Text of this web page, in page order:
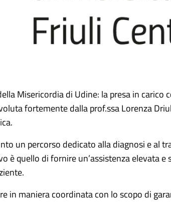
Misericordia di Udine: la presa in carico
fortemente dalla prof.ssa Lorenza
un percorso dedicato alla diagnosi e al
quello di fornire un’assistenza elevata
in maniera coordinata con lo scopo di